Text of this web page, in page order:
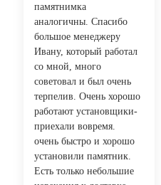
памятнимка
аналогичны. Спасибо
большое менеджеру
Ивану, который работал
со мной, много
советовал и был очень
терпелив. Очень хорошо
работают установщики-
приехали вовремя.
очень быстро и хорошо
установили памятник.
Есть только небольшие